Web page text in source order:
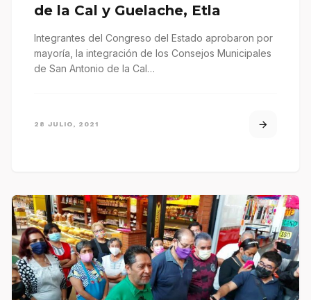
de la Cal y Guelache, Etla
Integrantes del Congreso del Estado aprobaron por
mayoría, la integración de los Consejos Municipales
de San Antonio de la Cal…
28 JULIO, 2021